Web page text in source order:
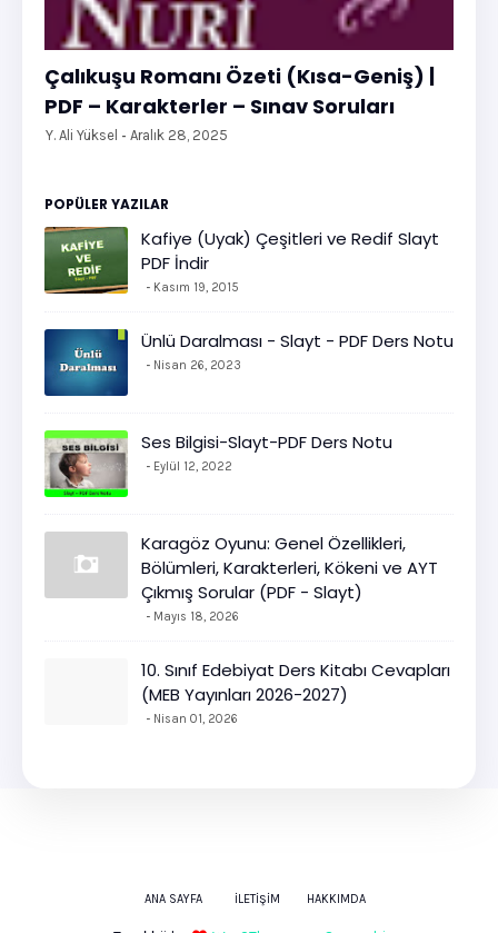
Çalıkuşu Romanı Özeti (Kısa-Geniş) |
PDF – Karakterler – Sınav Soruları
Y. Ali Yüksel Aralık 28, 2025
POPÜLER YAZILAR
Kafiye (Uyak) Çeşitleri ve Redif Slayt
PDF İndir
Kasım 19, 2015
Ünlü Daralması - Slayt - PDF Ders Notu
Nisan 26, 2023
Ses Bilgisi-Slayt-PDF Ders Notu
Eylül 12, 2022
Karagöz Oyunu: Genel Özellikleri,
Bölümleri, Karakterleri, Kökeni ve AYT
Çıkmış Sorular (PDF - Slayt)
Mayıs 18, 2026
10. Sınıf Edebiyat Ders Kitabı Cevapları
(MEB Yayınları 2026-2027)
Nisan 01, 2026
ANA SAYFA İLETIŞIM HAKKIMDA